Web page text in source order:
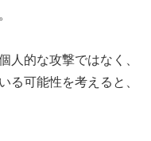
人的な攻撃ではなく、
る可能性を考えると、